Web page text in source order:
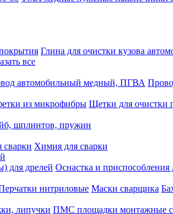
Глина для очистки кузова
все
автомобильный медный, ПГВА
из микрофибры Щетки для очистки
шплинтов, пружин
сварки Химия для сварки
для дрелей Оснастка и приспособления
нитриловые Маски сварщика
липучки ПМС площадки монтажные